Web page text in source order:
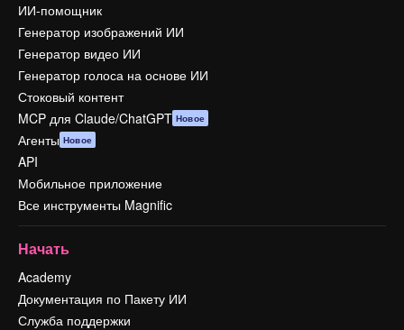
ИИ-помощник
Генератор изображений ИИ
Генератор видео ИИ
Генератор голоса на основе ИИ
Стоковый контент
MCP для Claude/ChatGPT Новое
Агенты Новое
API
Мобильное приложение
Все инструменты Magnific
Начать
Academy
Документация по Пакету ИИ
Служба поддержки